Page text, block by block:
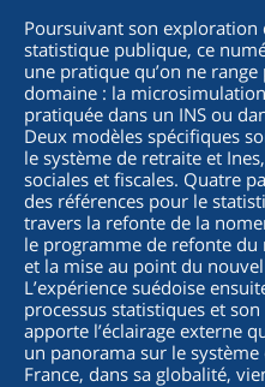
Poursuivant son exploration
statistique publique, ce
une pratique qu’on ne
domaine : la
pratiquée dans un INS ou
Deux modèles spécifiques
le système de retraite et
sociales et fiscales. Quatre
des références pour le
travers la refonte de la
le programme de refonte du
et la mise au point du
L’expérience suédoise
processus statistiques et
apporte l’éclairage externe
un panorama sur le
France, dans sa globalité,